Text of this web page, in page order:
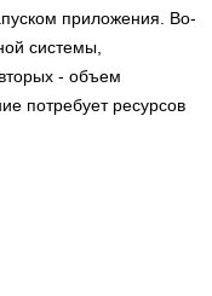
приложения. Во-
системы,
- объем
потребует ресурсов